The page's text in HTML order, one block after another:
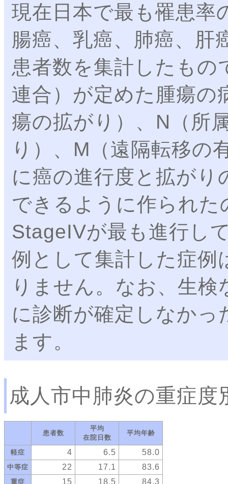
現在日本で最も罹患率
腸癌、乳癌、肺癌、肝
患者数を集計したもの
連合）が定めた腫瘍の
瘍の拡がり）、N（所
り）、M（遠隔転移の
に癌の進行度と拡が
できるように作られ
StageIVが最も進行し
例として集計した症例
りません。なお、生
に診断が確定しなかっ
ます。
成人市中肺炎の重症度
患者数
平均
在院日数
平均年齢
軽症 4 6.5 58.0
中等症 22 17.1 83.6
重症 15 18.5 84.3